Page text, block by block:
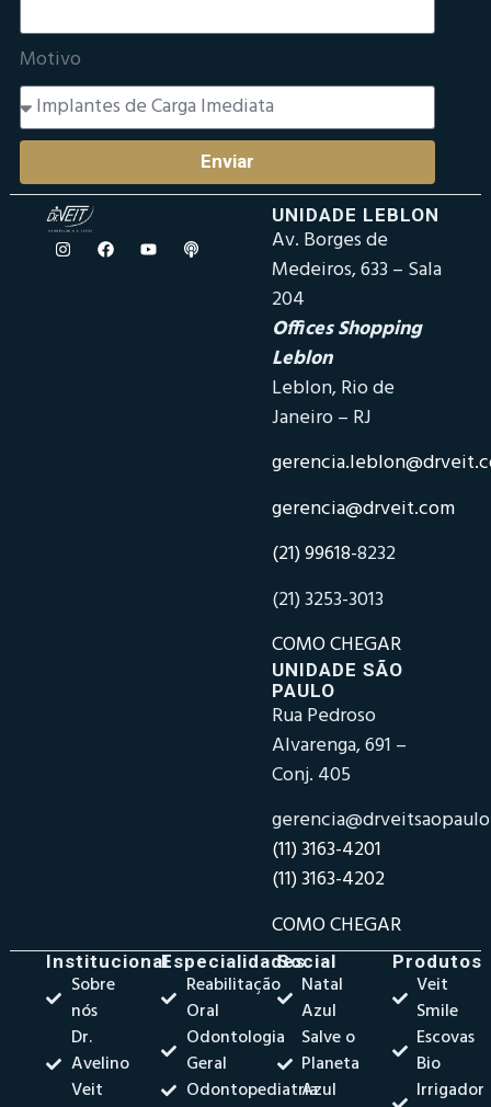
Motivo
Enviar
UNIDADE LEBLON
Av. Borges de
Medeiros, 633 – Sala
204
Offices Shopping
Leblon
Leblon, Rio de
Janeiro – RJ
gerencia@drveit.com
(21) 99618-8232
(21) 3253-3013
COMO CHEGAR
UNIDADE SÃO
PAULO
Rua Pedroso
Alvarenga, 691 –
Conj. 405
(11) 3163-4201
(11) 3163-4202
COMO CHEGAR
Institucional
Sobre
nós
Dr.
Avelino
Veit
Especialidades
Reabilitação
Oral
Odontologia
Geral
Odontopediatria
Social
Natal
Azul
Salve o
Planeta
Azul
Produtos
Veit
Smile
Escovas
Bio
Irrigador